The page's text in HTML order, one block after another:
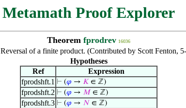
Metamath Proof Explorer
Theorem fprodrev 16036
Reversal of a finite product. (Contributed by Scott Fenton,
Hypotheses
Ref
Expression
fprodshft.1 ⊢ (𝜑 → 𝐾 ∈ ℤ)
fprodshft.2 ⊢ (𝜑 → 𝑀 ∈ ℤ)
fprodshft.3 ⊢ (𝜑 → 𝑁 ∈ ℤ)